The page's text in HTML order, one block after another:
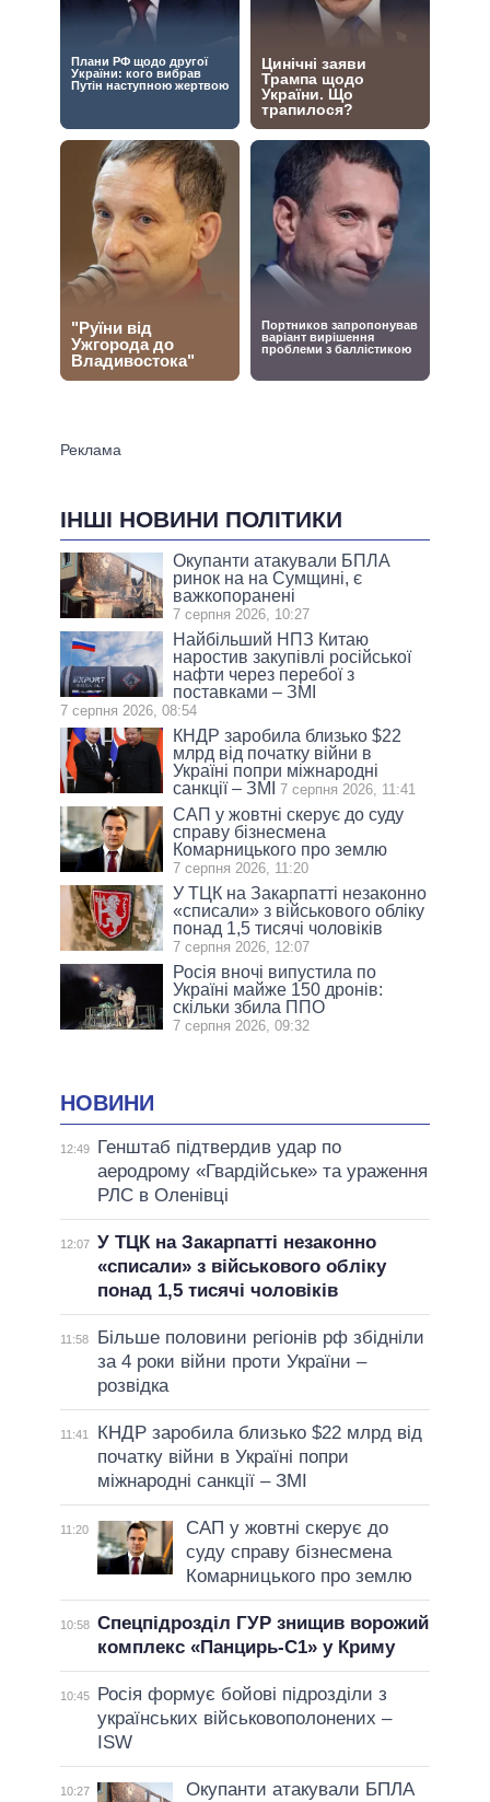
ІНШІ НОВИНИ ПОЛІТИКИ
Окупанти атакували БПЛА
ринок на на Сумщині, є
важкопоранені
7 серпня 2026, 10:27
Найбільший НПЗ Китаю
наростив закупівлі російської
нафти через перебої з
поставками – ЗМІ
7 серпня 2026, 08:54
КНДР заробила близько $22
млрд від початку війни в
Україні попри міжнародні
санкції – ЗМІ
7 серпня 2026, 11:41
САП у жовтні скерує до суду
справу бізнесмена
Комарницького про землю
7 серпня 2026, 11:20
У ТЦК на Закарпатті незаконно
«списали» з військового обліку
понад 1,5 тисячі чоловіків
7 серпня 2026, 12:07
Росія вночі випустила по
Україні майже 150 дронів:
скільки збила ППО
7 серпня 2026, 09:32
НОВИНИ
12:49
Генштаб підтвердив удар по
аеродрому «Гвардійське» та ураження
РЛС в Оленівці
12:07 У ТЦК на Закарпатті незаконно
«списали» з військового обліку
понад 1,5 тисячі чоловіків
11:58
Більше половини регіонів рф збідніли
за 4 роки війни проти України –
розвідка
11:41
КНДР заробила близько $22 млрд від
початку війни в Україні попри
міжнародні санкції – ЗМІ
11:20
САП у жовтні скерує до
суду справу бізнесмена
Комарницького про землю
10:58 Спецпідрозділ ГУР знищив ворожий
комплекс «Панцирь-С1» у Криму
10:45
Росія формує бойові підрозділи з
українських військовополонених –
ISW
10:27
Окупанти атакували БПЛА